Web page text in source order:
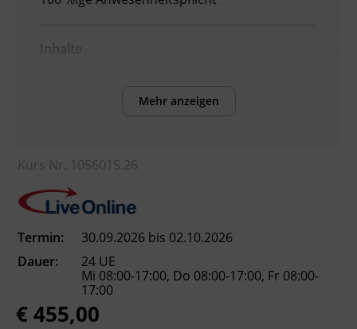
Inhalte
Unfallkosten einordnen.
Arbeitnehmer_innenschutzsystem
beschreiben.
bauliche Sicherheits-, Maschinen- und
Elektrosicherheitsmaßnahmen
beurteilen.
ergonomische Anforderungen an
Arbeits- und Bildschirmarbeitsplätze
Mehr anzeigen
Kurs Nr. 1056015.26
Termin:
30.09.2026 bis 02.10.2026
Dauer:
24 UE
Mi 08:00-17:00, Do 08:00-17:00, Fr 08:00-
17:00
€ 455,00